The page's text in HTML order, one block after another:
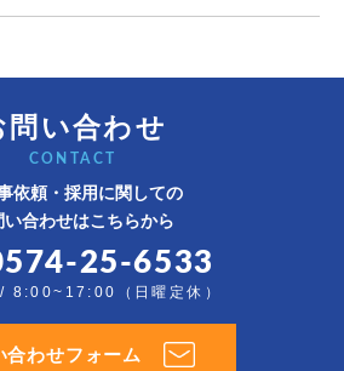
問い合わせ
CONTACT
依頼・採用に関しての
い合わせはこちらから
25-6533
8:00~17:00（日曜定休）
合わせフォーム